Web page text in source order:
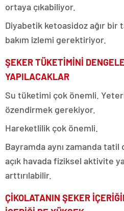
ortaya çıkabiliyor.
Diyabetik ketoasidoz ağır bir
bakım izlemi gerektiriyor.
ŞEKER TÜKETİMİNİ
YAPILACAKLAR
Su tüketimi çok önemli.
özendirmek gerekiyor.
Hareketlilik çok önemli.
Bayramda aynı zamanda
açık havada fiziksel aktivite
arttırılabilir.
ÇİKOLATANIN ŞEKER